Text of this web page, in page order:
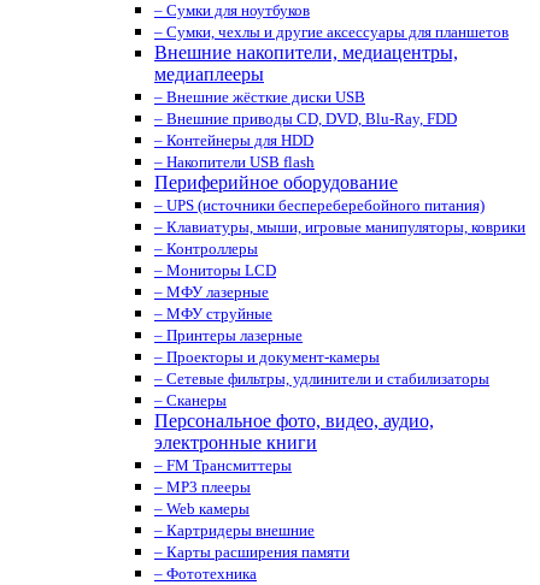
– Сумки для ноутбуков
– Сумки, чехлы и другие аксессуары для планшетов
Внешние накопители, медиацентры,
медиаплееры
– Внешние жёсткие диски USB
– Внешние приводы CD, DVD, Blu-Ray, FDD
– Контейнеры для HDD
– Накопители USB flash
Периферийное оборудование
– UPS (источники беспереберебойного питания)
– Клавиатуры, мыши, игровые манипуляторы, коврики
– Контроллеры
– Мониторы LCD
– МФУ лазерные
– МФУ струйные
– Принтеры лазерные
– Проекторы и документ-камеры
– Сетевые фильтры, удлинители и стабилизаторы
– Сканеры
Персональное фото, видео, аудио,
электронные книги
– FM Трансмиттеры
– MP3 плееры
– Web камеры
– Картридеры внешние
– Карты расширения памяти
– Фототехника